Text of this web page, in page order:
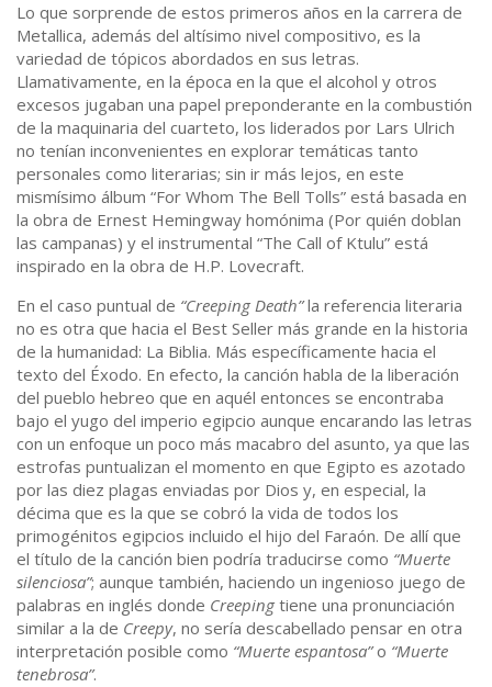
Lo que sorprende de estos primeros años en la carrera de
Metallica, además del altísimo nivel compositivo, es la
variedad de tópicos abordados en sus letras.
Llamativamente, en la época en la que el alcohol y otros
excesos jugaban una papel preponderante en la combustión
de la maquinaria del cuarteto, los liderados por Lars Ulrich
no tenían inconvenientes en explorar temáticas tanto
personales como literarias; sin ir más lejos, en este
mismísimo álbum “For Whom The Bell Tolls” está basada en
la obra de Ernest Hemingway homónima (Por quién doblan
las campanas) y el instrumental “The Call of Ktulu” está
inspirado en la obra de H.P. Lovecraft.
En el caso puntual de “Creeping Death”la referencia literaria
no es otra que hacia el Best Seller más grande en la historia
de la humanidad: La Biblia. Más específicamente hacia el
texto del Éxodo. En efecto, la canción habla de la liberación
del pueblo hebreo que en aquél entonces se encontraba
bajo el yugo del imperio egipcio aunque encarando las letras
con un enfoque un poco más macabro del asunto, ya que las
estrofas puntualizan el momento en que Egipto es azotado
por las diez plagas enviadas por Dios y, en especial, la
décima que es la que se cobró la vida de todos los
primogénitos egipcios incluido el hijo del Faraón. De allí que
el título de la canción bien podría traducirse como “Muerte
silenciosa”; aunque también, haciendo un ingenioso juego de
palabras en inglés donde Creepingtiene una pronunciación
similar a la de Creepy, no sería descabellado pensar en otra
interpretación posible como “Muerte espantosa”o “Muerte
tenebrosa”.